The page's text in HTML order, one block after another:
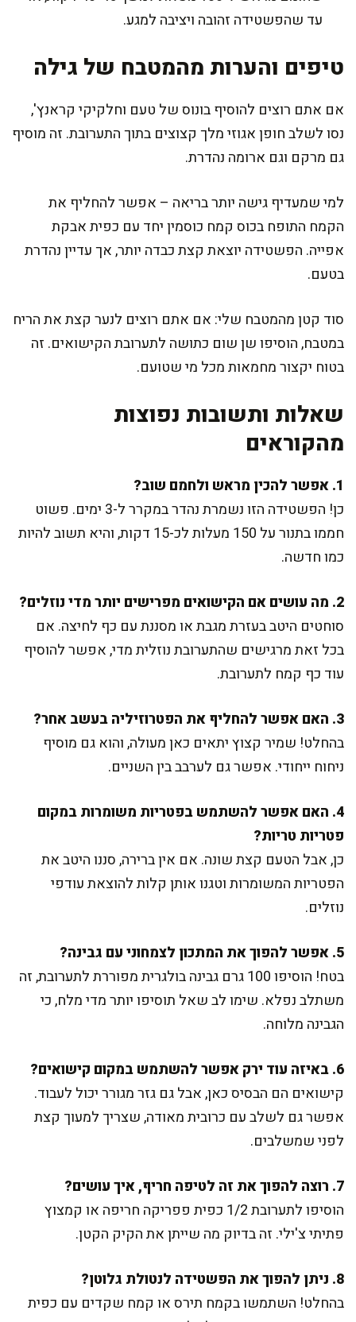
עד שהפשטידה זהובה ויציבה למגע.
טיפים והערות מהמטבח של גילה
אם אתם רוצים להוסיף בונוס של טעם וחלקיקי קראנץ',
נסו לשלב חופן אגוזי מלך קצוצים בתוך התערובת. זה מוסיף
גם מרקם וגם ארומה נהדרת.
למי שמעדיף גישה יותר בריאה – אפשר להחליף את
הקמח התופח בכוס קמח כוסמין יחד עם כפית אבקת
אפייה. הפשטידה יוצאת קצת כבדה יותר, אך עדיין נהדרת
בטעם.
סוד קטן מהמטבח שלי: אם אתם רוצים לנער קצת את הריח
במטבח, הוסיפו שן שום כתושה לתערובת הקישואים. זה
בטוח יקצור מחמאות מכל מי שטועם.
שאלות ותשובות נפוצות
מהקוראים
1. אפשר להכין מראש ולחמם שוב?
כן! הפשטידה הזו נשמרת נהדר במקרר ל-3 ימים. פשוט
חממו בתנור על 150 מעלות לכ-15 דקות, והיא תשוב להיות
כמו חדשה.
2. מה עושים אם הקישואים מפרישים יותר מדי נוזלים?
סוחטים היטב בעזרת מגבת או מסננת עם כף לחיצה. אם
בכל זאת מרגישים שהתערובת נוזלית מדי, אפשר להוסיף
עוד כף קמח לתערובת.
3. האם אפשר להחליף את הפטרוזיליה בעשב אחר?
בהחלט! שמיר קצוץ יתאים כאן מעולה, והוא גם מוסיף
ניחוח ייחודי. אפשר גם לערבב בין השניים.
4. האם אפשר להשתמש בפטריות משומרות במקום
פטריות טריות?
כן, אבל הטעם קצת שונה. אם אין ברירה, סננו היטב את
הפטריות המשומרות וטגנו אותן קלות להוצאת עודפי
נוזלים.
5. אפשר להפוך את המתכון לצמחוני עם גבינה?
בטח! הוסיפו 100 גרם גבינה בולגרית מפוררת לתערובת, זה
משתלב נפלא. שימו לב שאל תוסיפו יותר מדי מלח, כי
הגבינה מלוחה.
6. באיזה עוד ירק אפשר להשתמש במקום קישואים?
קישואים הם הבסיס כאן, אבל גם גזר מגורר יכול לעבוד.
אפשר גם לשלב עם כרובית מאודה, שצריך למעוך קצת
לפני שמשלבים.
7. רוצה להפוך את זה לטיפה חריף, איך עושים?
הוסיפו לתערובת 1/2 כפית פפריקה חריפה או קמצוץ
פתיתי צ'ילי. זה בדיוק מה שייתן את הקיק הקטן.
8. ניתן להפוך את הפשטידה לנטולת גלוטן?
בהחלט! השתמשו בקמח תירס או קמח שקדים עם כפית